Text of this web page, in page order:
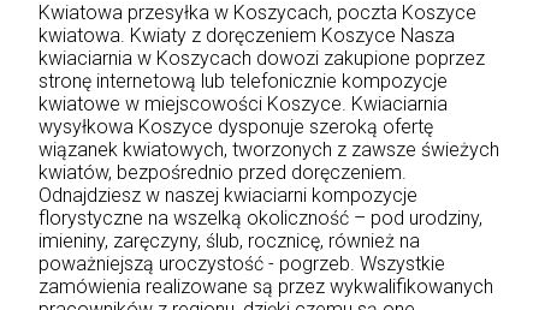
Kwiatowa przesyłka w Koszycach, poczta Koszyce
kwiatowa. Kwiaty z doręczeniem Koszyce Nasza
kwiaciarnia w Koszycach dowozi zakupione poprzez
stronę internetową lub telefonicznie kompozycje
kwiatowe w miejscowości Koszyce. Kwiaciarnia
wysyłkowa Koszyce dysponuje szeroką ofertę
wiązanek kwiatowych, tworzonych z zawsze świeżych
kwiatów, bezpośrednio przed doręczeniem.
Odnajdziesz w naszej kwiaciarni kompozycje
florystyczne na wszelką okoliczność – pod urodziny,
imieniny, zaręczyny, ślub, rocznicę, również na
poważniejszą uroczystość - pogrzeb. Wszystkie
zamówienia realizowane są przez wykwalifikowanych